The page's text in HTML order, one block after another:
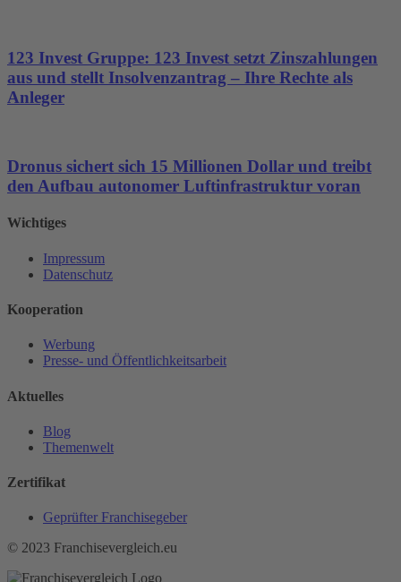
123 Invest Gruppe: 123 Invest setzt Zinszahlungen
aus und stellt Insolvenzantrag – Ihre Rechte als
Anleger
Dronus sichert sich 15 Millionen Dollar und treibt
den Aufbau autonomer Luftinfrastruktur voran
Wichtiges
Impressum
Datenschutz
Kooperation
Werbung
Presse- und Öffentlichkeitsarbeit
Aktuelles
Blog
Themenwelt
Zertifikat
Geprüfter Franchisegeber
© 2023 Franchisevergleich.eu